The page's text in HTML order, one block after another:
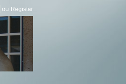
ou Registar